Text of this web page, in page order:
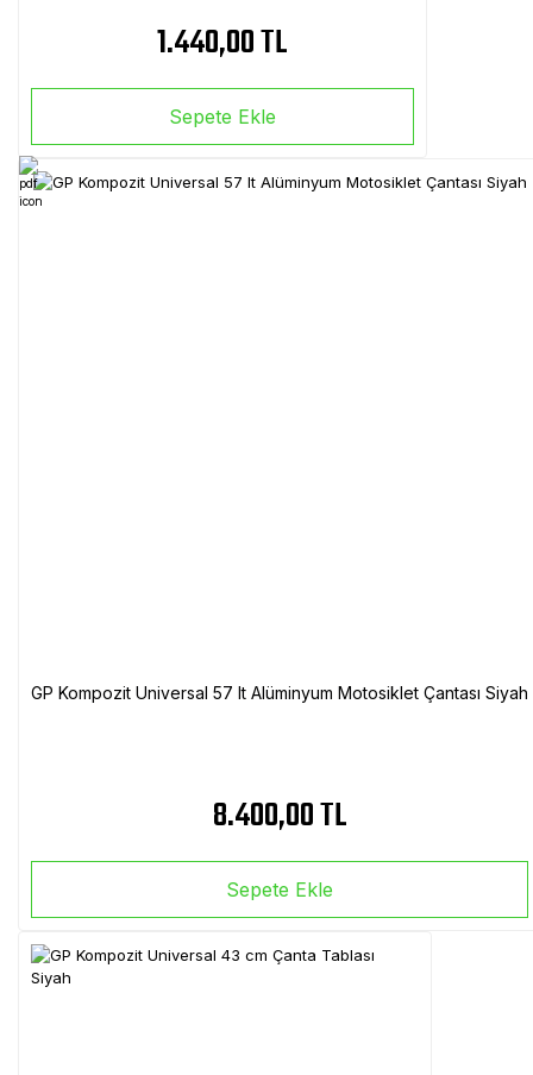
1.440,00 TL
Sepete Ekle
GP Kompozit Universal 57 lt Alüminyum Motosiklet Çantası Siyah
8.400,00 TL
Sepete Ekle